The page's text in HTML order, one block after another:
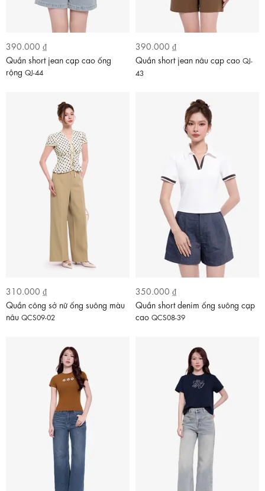
390.000 ₫
Quần short jean cạp cao ống
rộng QJ-44
390.000 ₫
Quần short jean nâu cạp cao QJ-
43
310.000 ₫
Quần công sở nữ ống suông màu
nâu QCS09-02
350.000 ₫
Quần short denim ống suông cạp
cao QCS08-39